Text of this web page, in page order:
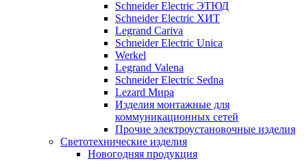
Schneider Electric ЭТЮД
Schneider Electric ХИТ
Legrand Cariva
Schneider Electric Unica
Werkel
Legrand Valena
Schneider Electric Sedna
Lezard Мира
Изделия монтажные для
коммуникационных сетей
Прочие электроустановочные изделия
Светотехнические изделия
Новогодняя продукция